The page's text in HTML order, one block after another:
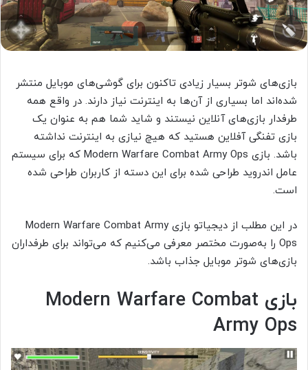
بازی‌های شوتر بسیار زیادی تاکنون برای گوشی‌های موبایل منتشر
شده‌اند اما بسیاری از آن‌ها به اینترنت نیاز دارند. در واقع همه
طرفدار بازی‌های آنلاین نیستند و شاید شما هم به عنوان یک
بازی تفنگی آفلاین هستید که هیچ نیازی به اینترنت نداشته
باشد. بازی Modern Warfare Combat Army Ops که برای سیستم
عامل اندروید طراحی شده برای این دسته از کاربران طراحی شده
است.
در این مطلب از دیجیاتو بازی Modern Warfare Combat Army
Ops را به‌صورت مختصر معرفی می‌کنیم که می‌تواند برای طرفداران
بازی‌های شوتر موبایل جذاب باشد.
بازی Modern Warfare Combat
Army Ops